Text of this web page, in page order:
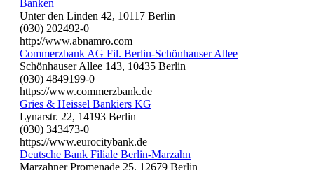
Banken
Unter den Linden 42, 10117 Berlin
(030) 202492-0
http://www.abnamro.com
Commerzbank AG Fil. Berlin-Schönhauser Allee
Schönhauser Allee 143, 10435 Berlin
(030) 4849199-0
https://www.commerzbank.de
Gries & Heissel Bankiers KG
Lynarstr. 22, 14193 Berlin
(030) 343473-0
https://www.eurocitybank.de
Deutsche Bank Filiale Berlin-Marzahn
Marzahner Promenade 25, 12679 Berlin